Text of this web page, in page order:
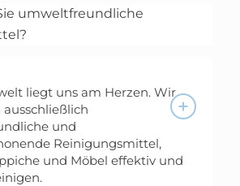
umweltfreundliche
liegt uns am Herzen. Wir
und
Reinigungsmittel,
und Möbel effektiv und